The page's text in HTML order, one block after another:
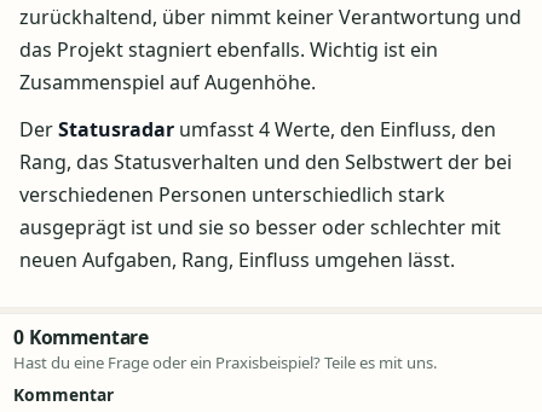
zurückhaltend, über nimmt keiner Verantwortung und
das Projekt stagniert ebenfalls. Wichtig ist ein
Zusammenspiel auf Augenhöhe.
DerStatusradar umfasst 4 Werte, den Einfluss, den
Rang, das Statusverhalten und den Selbstwert der bei
verschiedenen Personen unterschiedlich stark
ausgeprägt ist und sie so besser oder schlechter mit
neuen Aufgaben, Rang, Einfluss umgehen lässt.
0 Kommentare
Hast du eine Frage oder ein Praxisbeispiel? Teile es mit uns.
Kommentar